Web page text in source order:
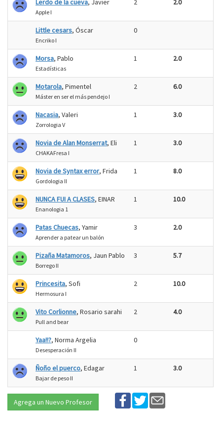
Lerdo de la cueva, Javier
Apple I
2 2.0
Little cesars, Óscar
Encriko I
0
Morsa, Pablo
Estadísticas
1 2.0
Motarola, Pimentel
Máster en ser el más pendejo I
2 6.0
Nacasia, Valeri
Zorrologia V
1 3.0
Novia de Alan Monserrat, Eli
CHAKAFresa I
1 3.0
Novia de Syntax error, Frida
Gordologia II
1 8.0
NUNCA FUI A CLASES, EINAR
Enanologia 1
1 10.0
Patas Chuecas, Yamir
Aprender a patear un balón
3 2.0
Pizaña Matamoros, Jaun Pablo
Borrego II
3 5.7
Princesita, Sofi
Hermosura I
2 10.0
Vito Corlionne, Rosario sarahi
Pull and bear
2 4.0
Yaa!!?, Norma Argelia
Desesperación II
0
Ñoño el puerco, Edagar
Bajar de peso II
1 3.0
Agrega un Nuevo Profesor